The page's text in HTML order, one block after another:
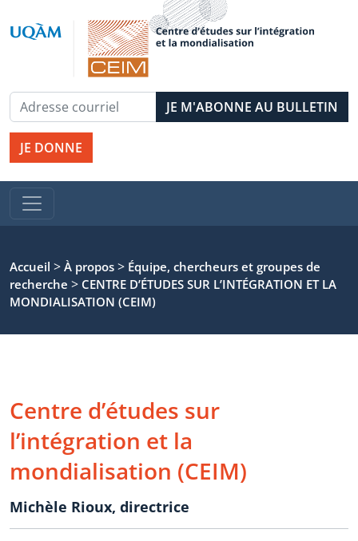
JE DONNE
Accueil > À propos > Équipe, chercheurs et groupes de
recherche > CENTRE D’ÉTUDES SUR L’INTÉGRATION ET LA
MONDIALISATION (CEIM)
Centre d’études sur
l’intégration et la
mondialisation (CEIM)
Michèle Rioux, directrice